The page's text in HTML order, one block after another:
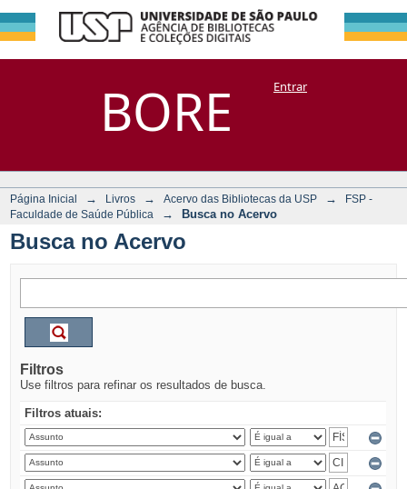
BORE
Busca no Acervo
DSpace/Manakin + CoriscoEntrar
Página Inicial → Livros → Acervo das Bibliotecas da USP →
FSP -
Faculdade de Saúde Pública
→ Busca no Acervo
Busca no Acervo
Filtros
Use filtros para refinar os resultados de busca.
Filtros atuais: